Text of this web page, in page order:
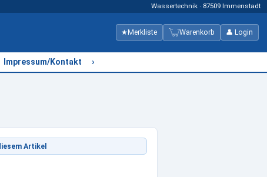
Wassertechnik · 87509 Immenstadt
★ Merkliste Warenkorb 👤 Login
Impressum/Kontakt ›
Artikel